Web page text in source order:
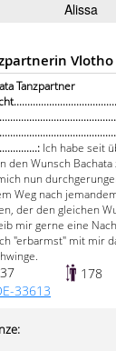
Alissa
Vlotho
Tanzpartner
Ich habe seit
den Wunsch
nun
Weg nach
der den gleichen
mir gerne eine
"erbarmst" mit mir
37
178
33613